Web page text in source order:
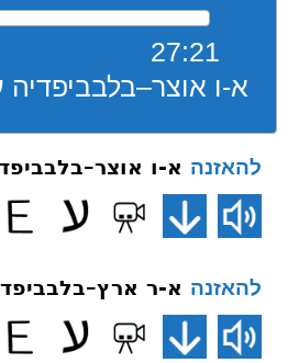
27:21
א-ו
להאזנה א-ו
להאזנה א-ר